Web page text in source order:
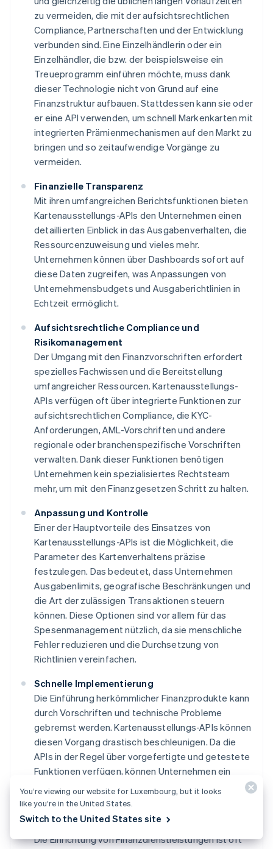
zu vermeiden, die mit der aufsichtsrechtlichen
Compliance, Partnerschaften und der Entwicklung
verbunden sind. Eine Einzelhändlerin oder ein
Einzelhändler, die bzw. der beispielsweise ein
Treueprogramm einführen möchte, muss dank
dieser Technologie nicht von Grund auf eine
Finanzstruktur aufbauen. Stattdessen kann sie oder
er eine API verwenden, um schnell Markenkarten mit
integrierten Prämienmechanismen auf den Markt zu
bringen und so zeitaufwendige Vorgänge zu
vermeiden.
Finanzielle Transparenz
Mit ihren umfangreichen Berichtsfunktionen bieten
Kartenausstellungs-APIs den Unternehmen einen
detaillierten Einblick in das Ausgabenverhalten, die
Ressourcenzuweisung und vieles mehr.
Unternehmen können über Dashboards sofort auf
diese Daten zugreifen, was Anpassungen von
Unternehmensbudgets und Ausgaberichtlinien in
Echtzeit ermöglicht.
Aufsichtsrechtliche Compliance und
Risikomanagement
Der Umgang mit den Finanzvorschriften erfordert
spezielles Fachwissen und die Bereitstellung
umfangreicher Ressourcen. Kartenausstellungs-
APIs verfügen oft über integrierte Funktionen zur
aufsichtsrechtlichen Compliance, die KYC-
Anforderungen, AML-Vorschriften und andere
regionale oder branchenspezifische Vorschriften
verwalten. Dank dieser Funktionen benötigen
Unternehmen kein spezialisiertes Rechtsteam
mehr, um mit den Finanzgesetzen Schritt zu halten.
Anpassung und Kontrolle
Einer der Hauptvorteile des Einsatzes von
Kartenausstellungs-APIs ist die Möglichkeit, die
Parameter des Kartenverhaltens präzise
festzulegen. Das bedeutet, dass Unternehmen
Ausgabenlimits, geografische Beschränkungen und
die Art der zulässigen Transaktionen steuern
können. Diese Optionen sind vor allem für das
Spesenmanagement nützlich, da sie menschliche
Fehler reduzieren und die Durchsetzung von
Richtlinien vereinfachen.
Schnelle Implementierung
Die Einführung herkömmlicher Finanzprodukte kann
durch Vorschriften und technische Probleme
gebremst werden. Kartenausstellungs-APIs können
diesen Vorgang drastisch beschleunigen. Da die
APIs in der Regel über vorgefertigte und getestete
Funktionen verfügen, können Unternehmen ein
Konzept in einem Bruchteil der Zeit auf den Markt
bringen.
Kosteneffizienz
Die Einrichtung von Finanzdienstleistungen ist oft
You’re viewing our website for Luxembourg, but it looks
like you’re in the United States.
Switch to the United States site